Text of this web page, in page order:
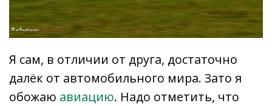
Я сам, в отличии от друга, достаточно
далёк от автомобильного мира. Зато я
обожаю авиацию. Надо отметить, что